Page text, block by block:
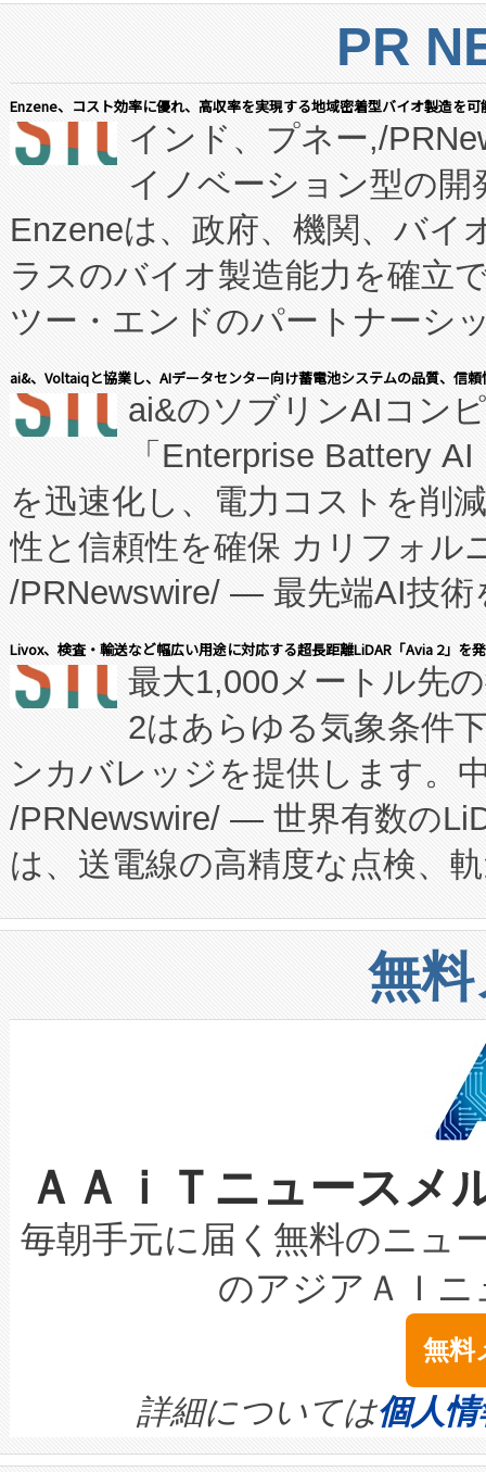
PR
Enzene、コスト効率に優れ、高収率を実現する地域密着型バイオ製造を
インド、プネー,/
イノベーション型の
Enzeneは、政府、機関、バイ
ラスのバイオ製造能力を確立
ツー・エンドのパートナーシ
表しました。 同社の実績ある
manufacturing™ (FCCM™) プ
たNeXは、バイオ医薬品製造
従来のフェッドバッチ施設の
に、患者やサプライチェーン
キー方式で拡張性が高く、持
す。FCCM‑を活用した現地生
患者にとっての費用負担を大
のアクセスを大幅に拡大する
Fully-Connected Continuous
プログラムには、施設設計・
に関する技術移転および知的
構造化トレーニングカリキュ
上げおよび商用化段階におけ
設備整備および立ち上げ調整
加組織は、Enzeneのバイオ
選定された製品について、自
取得できる可能性もあります
設には、3億～4億ドルかか
最高経営責任者（CEO）であ
す。「当社のfully-connected
ームを利用すれば、6,000万
きます。この効率性は、フェ
ai&、Voltaiqと協業し、AIデータセンター向け蓄電池システムの品質、信
ai&のソブリンAIコン
「Enterprise Battery
を迅速化し、電力コストを削
性と信頼性を確保 カリフォル
/PRNewswire/ — 最先端AI技術
会社エーアイ・アンド：本社
President原信平）と、エンタ
ードするVoltaiqは、日本にあ
ーエネルギー貯蔵システム（
た。 Voltaiq独自のAI搭載プラ
定、統合、導入、運用に至る
安全性を追跡し、確保する事
増加しているデータセンター
る電力網に大きな負担をかけ
事業者の負担軽減という課題
系統連系を迅速にし、ピーク
限を超えて利用可能な電力容
持できるよう貢献します。こ
ービスレベル契約（SLA）違
テリー性能の劣化によるダウ
念は、現在データセンターが
ます。 Voltaiq provides a
quality and reliability for AI
BESS stack to ensure battery
Livox、検査・輸送など幅広い用途に対応する超長距離LiDAR「Avia 2」を
最大1,000メートル先
2はあらゆる気象条件
ンカバレッジを提供します。
/PRNewswire/ — 世界有数の
は、送電線の高精度な点検、
や穀物倉庫におけるバルク材
リューション「Avia 2」を発
したAvia 2は、1,000メート
狭視野のFOVを切り替えるこ
ケーブル、枝などの細かな対
なレーザースポットにより、
な環境下でも豊かなディテー
キロメートル範囲を検出
LiDAR for Inspections,
は1535 nmレーザーを搭載。
イズの小径化を実現すること
す。ノーマルモードでは、
ートル先まで検出でき、これ
無
ＡＡｉＴニュース
毎朝手元に届く無料のニュ
のアジアＡＩ
無料
詳細については個人